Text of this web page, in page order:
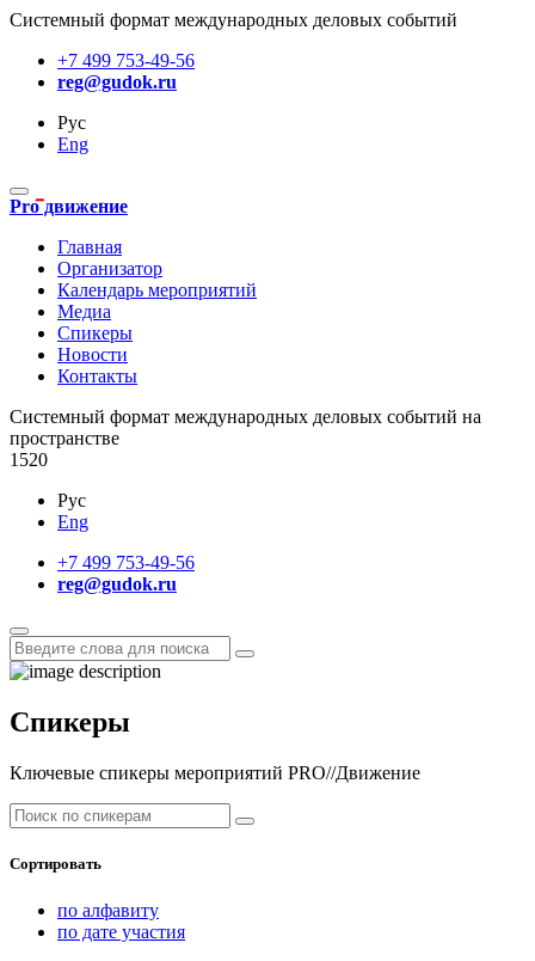
Системный формат международных деловых событий
+7 499 753-49-56
reg@gudok.ru
Рус
Eng
Pro движение
Главная
Организатор
Календарь мероприятий
Медиа
Спикеры
Новости
Контакты
Cистемный формат международных деловых событий на
пространстве
1520
Рус
Eng
+7 499 753-49-56
reg@gudok.ru
Спикеры
Ключевые спикеры мероприятий PRO//Движение
Сортировать
по алфавиту
по дате участия